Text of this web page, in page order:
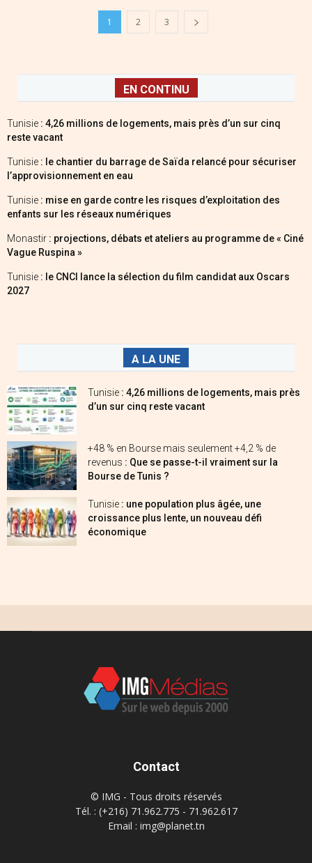
1 2 3
EN CONTINU
Tunisie : 4,26 millions de logements, mais près d’un sur cinq
reste vacant
Tunisie : le chantier du barrage de Saïda relancé pour sécuriser
l’approvisionnement en eau
Tunisie : mise en garde contre les risques d’exploitation des
enfants sur les réseaux numériques
Monastir : projections, débats et ateliers au programme de « Ciné
Vague Ruspina »
Tunisie : le CNCI lance la sélection du film candidat aux Oscars
2027
A LA UNE
Tunisie : 4,26 millions de logements, mais près
d’un sur cinq reste vacant
+48 % en Bourse mais seulement +4,2 % de
revenus : Que se passe-t-il vraiment sur la
Bourse de Tunis ?
Tunisie : une population plus âgée, une
croissance plus lente, un nouveau défi
économique
Contact
© IMG - Tous droits réservés
Tél. : (+216) 71.962.775 - 71.962.617
Email : img@planet.tn